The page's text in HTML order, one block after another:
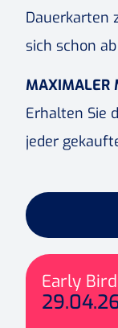
Dauerkarten
sich schon
MAXIMALER
Erhalten Sie
jeder
Early Bird